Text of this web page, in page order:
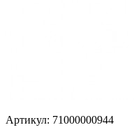
Артикул: 71000000944